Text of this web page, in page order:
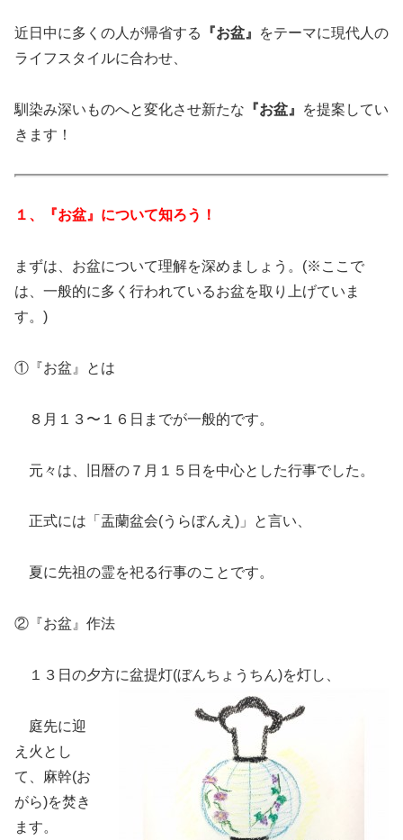
近日中に多くの人が帰省する 『お盆』
をテーマに現代人の
ライフスタイルに合わせ、
馴染み深いものへと変化させ新たな 『お盆』
を提案してい
きます！
１、『お盆』について知ろう！
まずは、お盆について理解を深めましょう。(※ここで
は、一般的に多く行われているお盆を取り上げていま
す。)
①『お盆』とは
８月１３〜１６日までが一般的です。
元々は、旧暦の７月１５日を中心とした行事でした。
正式には「盂蘭盆会(うらぼんえ)」と言い、
夏に先祖の霊を祀る行事のことです。
②『お盆』作法
１３日の夕方に盆提灯(ぼんちょうちん)を灯し、
庭先に迎
え火とし
て、麻幹(お
がら)を焚き
ます。